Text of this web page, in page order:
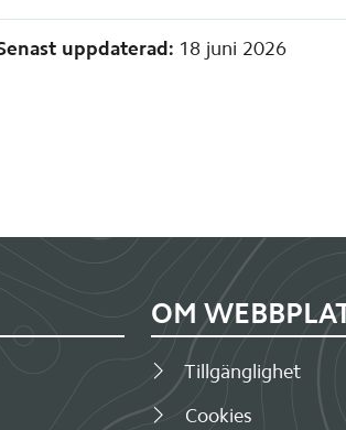
uppdaterad: 18 juni 2026
OM
Tillgänglighet
Cookies